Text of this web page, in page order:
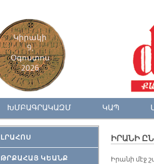
Կիրակի
9,
Օգոստոս
2026
ԽՄԲԱԳՐԱԿԱԶՄ ԿԱՊ
ԼՐԱՀՈՍ
ԹՐՔԱՀԱՅ ԿԵԱՆՔ
ԻՐԱՆԻ
Ի­րա­նի մէջ